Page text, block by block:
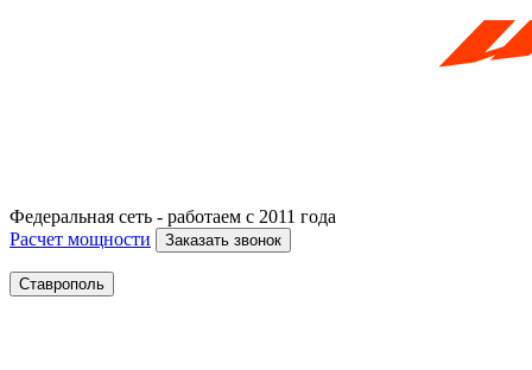
Федеральная сеть - работаем с 2011 года
Расчет мощности
Заказать звонок
Ставрополь